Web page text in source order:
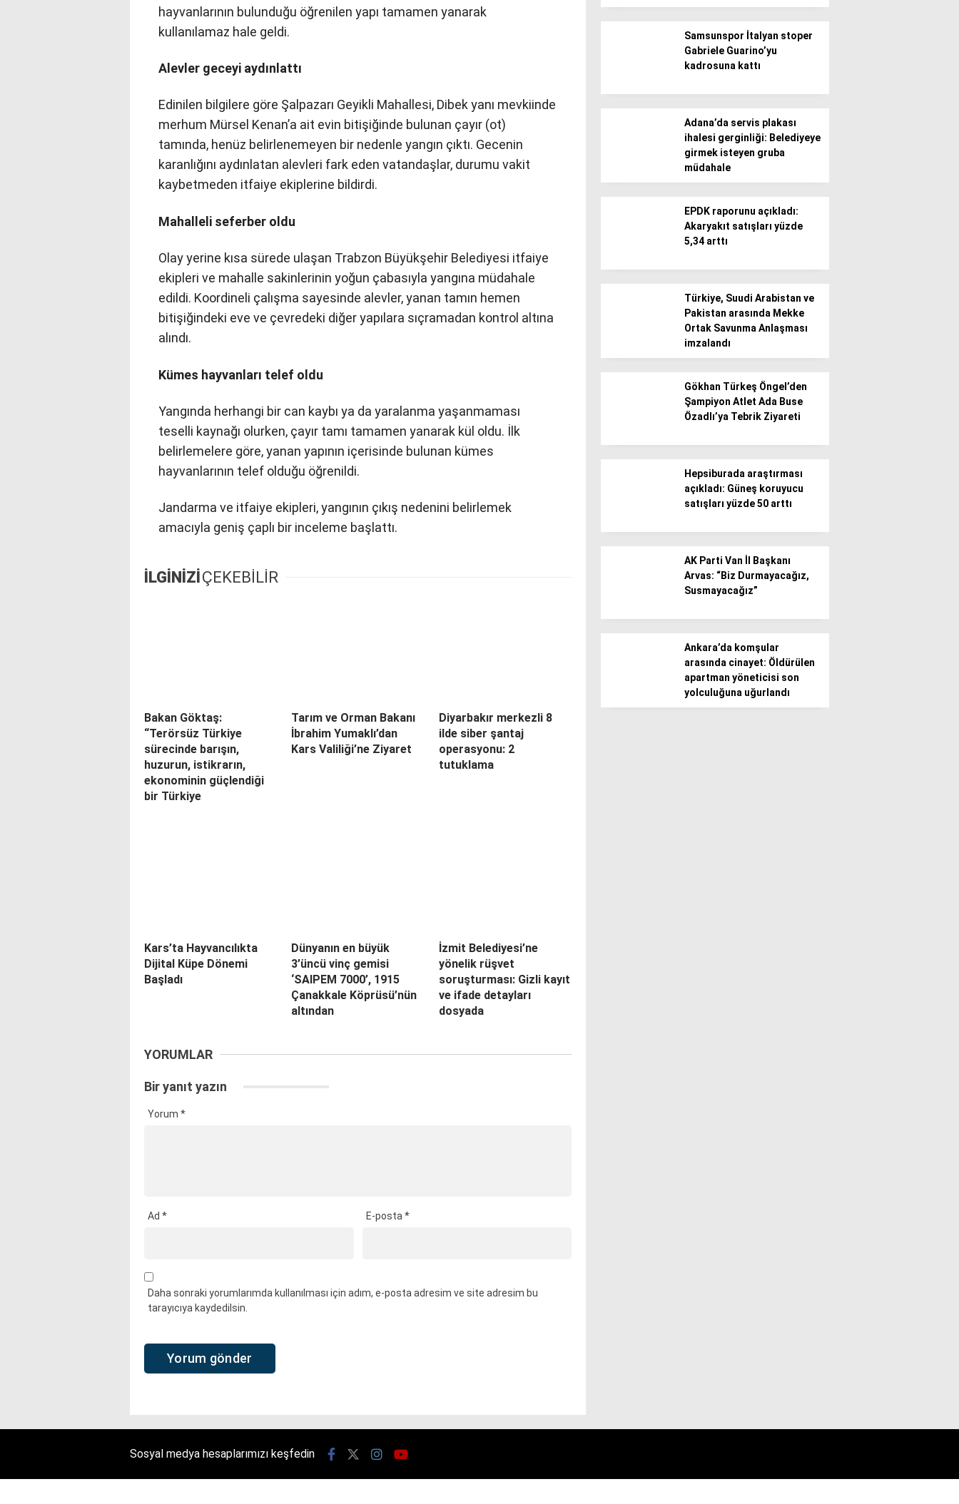
hayvanlarının bulunduğu öğrenilen yapı tamamen yanarak
kullanılamaz hale geldi.
Alevler geceyi aydınlattı
Edinilen bilgilere göre Şalpazarı Geyikli Mahallesi, Dibek yanı mevkiinde
merhum Mürsel Kenan’a ait evin bitişiğinde bulunan çayır (ot)
tamında, henüz belirlenemeyen bir nedenle yangın çıktı. Gecenin
karanlığını aydınlatan alevleri fark eden vatandaşlar, durumu vakit
kaybetmeden itfaiye ekiplerine bildirdi.
Mahalleli seferber oldu
Olay yerine kısa sürede ulaşan Trabzon Büyükşehir Belediyesi itfaiye
ekipleri ve mahalle sakinlerinin yoğun çabasıyla yangına müdahale
edildi. Koordineli çalışma sayesinde alevler, yanan tamın hemen
bitişiğindeki eve ve çevredeki diğer yapılara sıçramadan kontrol altına
alındı.
Kümes hayvanları telef oldu
Yangında herhangi bir can kaybı ya da yaralanma yaşanmaması
teselli kaynağı olurken, çayır tamı tamamen yanarak kül oldu. İlk
belirlemelere göre, yanan yapının içerisinde bulunan kümes
hayvanlarının telef olduğu öğrenildi.
Jandarma ve itfaiye ekipleri, yangının çıkış nedenini belirlemek
amacıyla geniş çaplı bir inceleme başlattı.
İLGİNİZİÇEKEBİLİR
Bakan Göktaş:
“Terörsüz Türkiye
sürecinde barışın,
huzurun, istikrarın,
ekonominin güçlendiği
bir Türkiye
Tarım ve Orman Bakanı
İbrahim Yumaklı’dan
Kars Valiliği’ne Ziyaret
Diyarbakır merkezli 8
ilde siber şantaj
operasyonu: 2
tutuklama
Kars’ta Hayvancılıkta
Dijital Küpe Dönemi
Başladı
Dünyanın en büyük
3’üncü vinç gemisi
‘SAIPEM 7000’, 1915
Çanakkale Köprüsü’nün
altından
İzmit Belediyesi’ne
yönelik rüşvet
soruşturması: Gizli kayıt
ve ifade detayları
dosyada
YORUMLAR
Bir yanıt yazın
Yorum *
Ad * E-posta *
Daha sonraki yorumlarımda kullanılması için adım, e-posta adresim ve site adresim bu
tarayıcıya kaydedilsin.
Samsunspor İtalyan stoper
Gabriele Guarino’yu
kadrosuna kattı
Adana’da servis plakası
ihalesi gerginliği: Belediyeye
girmek isteyen gruba
müdahale
EPDK raporunu açıkladı:
Akaryakıt satışları yüzde
5,34 arttı
Türkiye, Suudi Arabistan ve
Pakistan arasında Mekke
Ortak Savunma Anlaşması
imzalandı
Gökhan Türkeş Öngel’den
Şampiyon Atlet Ada Buse
Özadlı’ya Tebrik Ziyareti
Hepsiburada araştırması
açıkladı: Güneş koruyucu
satışları yüzde 50 arttı
AK Parti Van İl Başkanı
Arvas: “Biz Durmayacağız,
Susmayacağız”
Ankara’da komşular
arasında cinayet: Öldürülen
apartman yöneticisi son
yolculuğuna uğurlandı
Sosyal medya hesaplarımızı keşfedin